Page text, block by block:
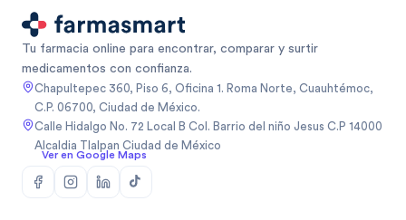
Tu farmacia online para encontrar, comparar y surtir
medicamentos con confianza.
Chapultepec 360, Piso 6, Oficina 1. Roma Norte, Cuauhtémoc,
C.P. 06700, Ciudad de México.
Calle Hidalgo No. 72 Local B Col. Barrio del niño Jesus C.P 14000
Alcaldia Tlalpan Ciudad de México
Ver en Google Maps